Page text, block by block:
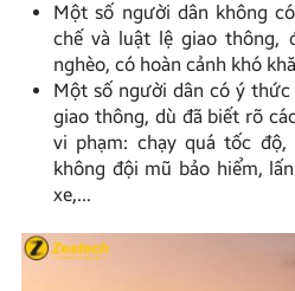
Một số người dân không
chế và luật lệ giao thông,
nghèo, có hoàn cảnh khó
Một số người dân có ý
giao thông, dù đã biết rõ
vi phạm: chạy quá tốc
không đội mũ bảo hiểm,
xe,…